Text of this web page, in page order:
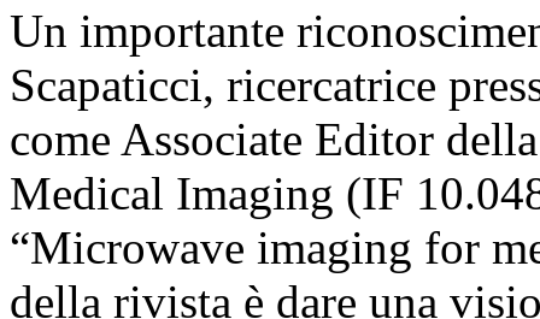
Un importante
Scapaticci, ricercatrice
come Associate Editor
Medical Imaging (IF
“Microwave imaging for
della rivista è dare una